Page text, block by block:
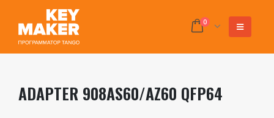
0
ADAPTER 908AS60/AZ60 QFP64